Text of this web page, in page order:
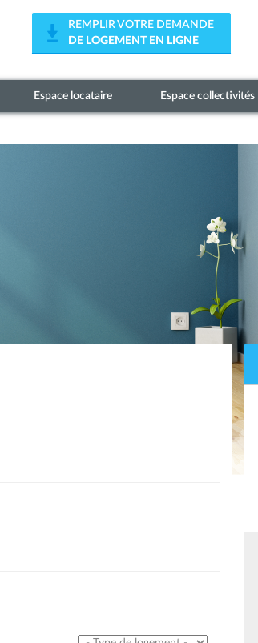
REMPLIR VOTRE DEMANDE
DE LOGEMENT EN LIGNE
Espace locataire Espace collectivités